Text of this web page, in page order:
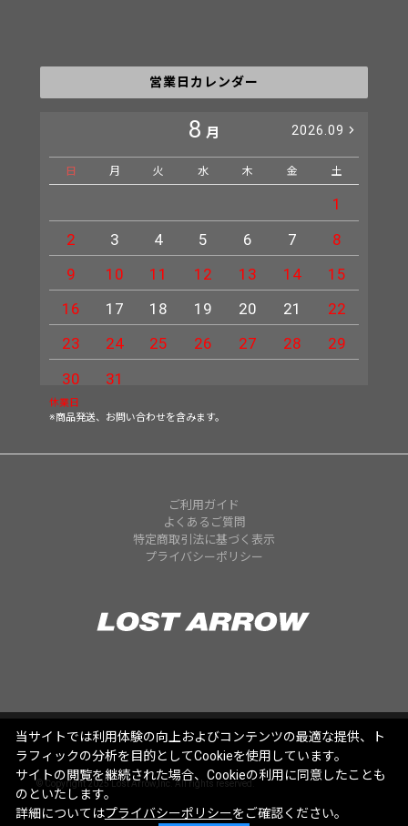
営業日カレンダー
8 月 2026.09
日 月 火 水 木 金 土
1
2
3 4 5 6 7
8
9
10 11 12 13 14
15
16
17 18 19 20 21
22
23
24 25 26 27 28
29
30
31
休業日
※商品発送、お問い合わせを含みます。
ご利用ガイド
よくあるご質問
特定商取引法に基づく表示
プライバシーポリシー
© Copyright 2025 Lost Arrow,Inc. All rights reserved.
当サイトでは利用体験の向上およびコンテンツの最適な提供、ト
ラフィックの分析を目的としてCookieを使用しています。
サイトの閲覧を継続された場合、Cookieの利用に同意したことも
のといたします。
詳細についてはプライバシーポリシーをご確認ください。